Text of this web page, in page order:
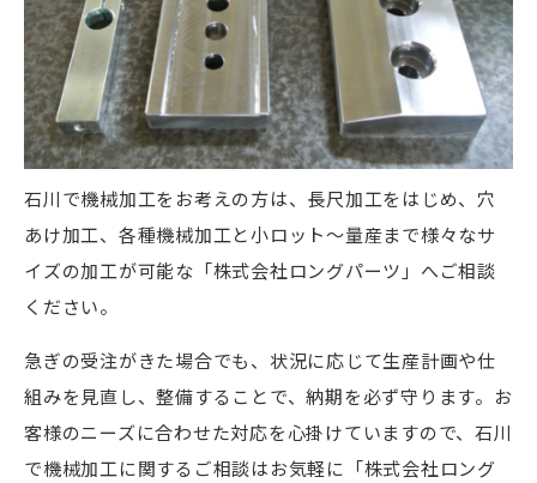
石川で機械加工をお考えの方は、長尺加工をはじめ、穴
あけ加工、各種機械加工と小ロット～量産まで様々なサ
イズの加工が可能な「株式会社ロングパーツ」へご相談
ください。
急ぎの受注がきた場合でも、状況に応じて生産計画や仕
組みを見直し、整備することで、納期を必ず守ります。お
客様のニーズに合わせた対応を心掛けていますので、石川
で機械加工に関するご相談はお気軽に「株式会社ロング